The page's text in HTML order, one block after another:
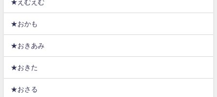
★えむえむ
★おかも
★おきあみ
★おきた
★おさる